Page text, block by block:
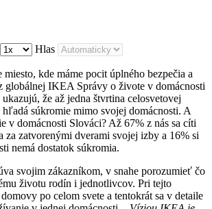
Hlas
kde máme pocit úplného bezpečia a
globálnej IKEA Správy o živote v domácnosti
že až jedna štvrtina celosvetovej
súkromie mimo svojej domácnosti. A
v domácnosti Slováci? Až 67% z nás sa cíti
za zatvorenými dverami svojej izby a 16% si
nemá dostatok súkromia.
svojim zákazníkom, v snahe porozumieť čo
životu rodín i jednotlivcov. Pri tejto
po celom svete a tentokrát sa v detaile